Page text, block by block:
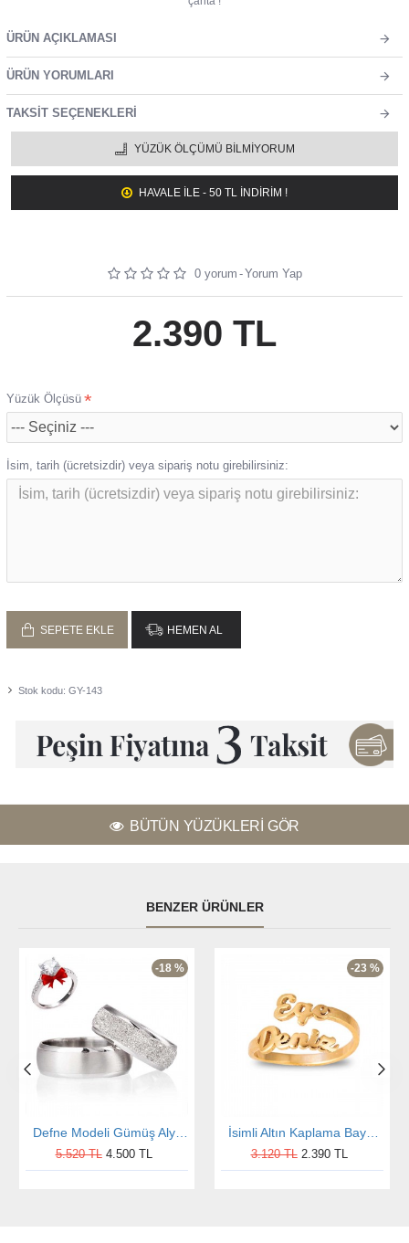
ÜRÜN AÇIKLAMASI
ÜRÜN YORUMLARI
TAKSIT SEÇENEKLERI
YÜZÜK ÖLÇÜMÜ BILMIYORUM
HAVALE ILE - 50 TL İNDİRİM !
Stok kodu: GY-143
0 yorum -Yorum Yap
2.390 TL
Yüzük Ölçüsü
İsim, tarih (ücretsizdir) veya sipariş notu girebilirsiniz:
SEPETE EKLE HEMEN AL
BÜTÜN YÜZÜKLERI GÖR
BENZER ÜRÜNLER
-18 %
5.520 TL 4.500 TL
-23 %
3.120 TL 2.390 TL